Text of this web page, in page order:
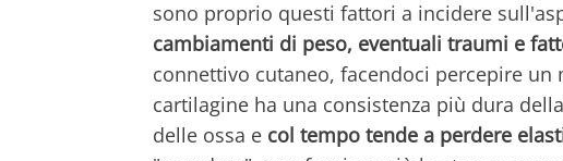
sono proprio questi fattori a incidere
cambiamenti di peso, eventuali traumi e
connettivo cutaneo, facendoci percepire
cartilagine ha una consistenza più dura
delle ossa e col tempo tende a perdere